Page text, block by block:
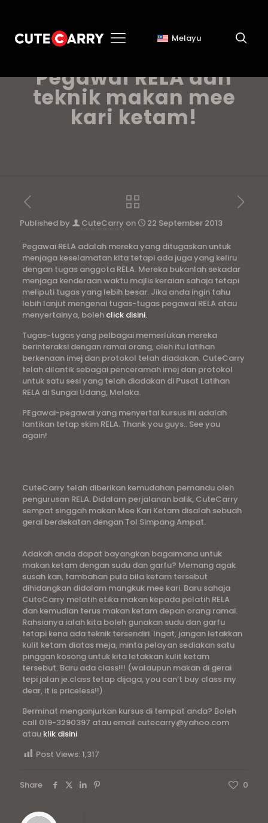
Melayu
Pegawai RELA dan
teknik makan mee
kari ketam!
Published by CuteCarry on 22 September 2013
Pegawai RELA adalah mereka yang ditugaskan untuk
menjaga keselamatan kita tetapi ada juga yang keliru
dengan tugas anggota RELA. Mereka bukanlah sekadar
menjaga kenderaan waktu majlis keraian sahaja tetapi
meliputi tugas yang lebih besar. Jika anda ingin tahu
lebih lanjut mengenai tugas-tugas pegawai RELA atau
menyertainya, boleh click disini.
Tugas-tugas yang pelbagai memerlukan mereka
berinteraksi dengan ramai orang, oleh itu latihan
berkenaan imej dan protokol telah diadakan. CuteCarry
telah dilantik sebagai penceramah imej dan protokol
untuk satu sesi yang telah diadakan di Pusat Latihan
RELA di Sungai Udang, Melaka.
PEgawai-pegawai yang menyertai kursus ini adalah
lantikan tetap skim RELA. Thank you guys.. See you
again!
CuteCarry telah diberikan kemudahan pemandu oleh
pengurusan RELA. Didalam perjalanan balik, CuteCarry
sempat singgah makan Mee Kari Ketam disalah sebuah
gerai berdekatan dengan Tol Simpang Ampat.
Adakah anda dapat bayangkan bagaimana untuk
makan ketam dengan sudu dan garfu? Memang agak
susah kan, tambahan pula bila ketam tersebut
dihidangkan didalam mangkuk mee kari. Baru sahaja
CuteCarry melatih etika makan kepada pelatih RELA
dan kemudian terus makan ketam depan orang ramai.
Rahsianya ialah kita boleh gunakan sudu dan garfu
tetapi kena ada teknik tersendiri. Ingat, jangan letakkan
kulit ketam diatas meja, minta pelayan sediakan satu
pinggan kosong untuk kita letakkan kulit ketam
tersebut. Baru ada class!!! (walaupun makan di gerai
tepi jalan je.class tetap dijaga, you can’t buy class my
dear, it is priceless!!)
Berminat menganjurkan kursus di tempat anda? Boleh
call 019-3290397 atau email cutecarry@yahoo.com
atau klik disini
Post Views: 1,317
Share 0